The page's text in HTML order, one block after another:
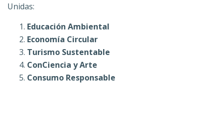
Unidas:
Educación Ambiental
Economía Circular
Turismo Sustentable
ConCiencia y Arte
Consumo Responsable